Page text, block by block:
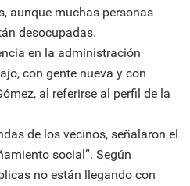
aunque muchas personas
desocupadas.
en la administración
con gente nueva y con
al referirse al perfil de la
de los vecinos, señalaron el
social”. Según
no están llegando con